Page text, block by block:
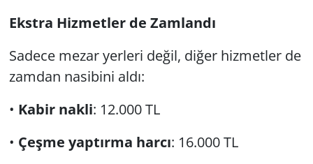
Ekstra Hizmetler de Zamlandı
Sadece mezar yerleri değil, diğer hizmetler de
zamdan nasibini aldı:
• Kabir nakli: 12.000 TL
• Çeşme yaptırma harcı: 16.000 TL